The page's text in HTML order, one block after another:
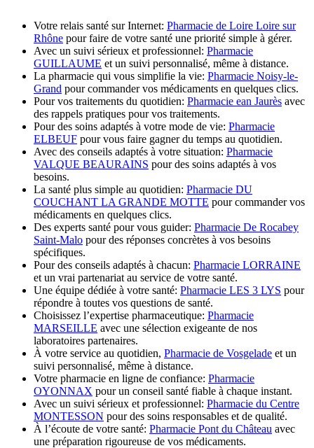
Votre relais santé sur Internet: Pharmacie de Loire Loire sur
Rhône pour faire de votre santé une priorité simple à gérer.
Avec un suivi sérieux et professionnel: Pharmacie
GUILLAUME et un suivi personnalisé, même à distance.
La pharmacie qui vous simplifie la vie: Pharmacie Noisy-le-
Grand pour commander vos médicaments en quelques clics.
Pour vos traitements du quotidien: Pharmacie ean Jaurès avec
des rappels pratiques pour vos traitements.
Pour des soins adaptés à votre mode de vie: Pharmacie
ELBEUF pour vous faire gagner du temps au quotidien.
Avec des conseils adaptés à votre situation: Pharmacie
VALQUE BEAURAINS pour des soins adaptés à vos
besoins.
La santé plus simple au quotidien: Pharmacie DU
COUCHANT LA GRANDE MOTTE pour commander vos
médicaments en quelques clics.
Des experts santé pour vous guider: Pharmacie De Rocabey
Saint-Malo pour des réponses concrètes à vos besoins
spécifiques.
Pour des conseils adaptés à chacun: Pharmacie LORRAINE
et un vrai partenariat au service de votre santé.
Une équipe dédiée à votre santé: Pharmacie LES 3 LYS pour
répondre à toutes vos questions de santé.
Choisissez l’expertise pharmaceutique: Pharmacie
MARSEILLE avec une sélection exigeante de nos
laboratoires partenaires.
À votre service au quotidien, Pharmacie de Vosgelade et un
suivi personnalisé, même à distance.
Votre pharmacie en ligne de confiance: Pharmacie
OYONNAX pour un conseil santé fiable à chaque instant.
Avec un suivi sérieux et professionnel: Pharmacie du Centre
MONTESSON pour des soins responsables et de qualité.
À l’écoute de votre santé: Pharmacie Pont du Château avec
une préparation rigoureuse de vos médicaments.